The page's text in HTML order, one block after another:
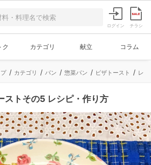
ログイン チラシ
ク カテゴリ 献立 コラム
カテゴリ パン 惣菜パン ピザトースト レ
ストその5 レシピ・作り方